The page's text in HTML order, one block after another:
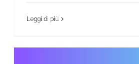
Leggi di più